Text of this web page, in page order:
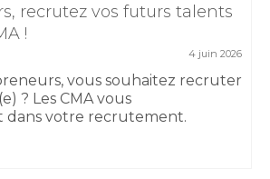
recrutez vos futurs talents
!
4 juin 2026
vous souhaitez recruter
? Les CMA vous
dans votre recrutement.